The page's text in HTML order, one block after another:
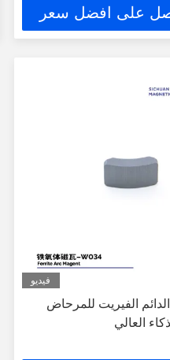
على افضل سعر
فيديو
الفيريت للمرحاض
العالي